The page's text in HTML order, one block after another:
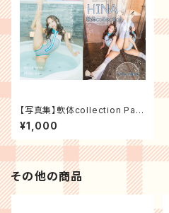
【写真集】軟体collection Pale
Blue
¥1,000
その他の商品